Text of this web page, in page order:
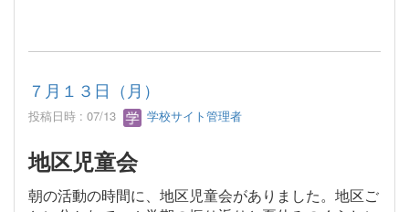
７月１３日（月）
投稿日時 : 07/13 学校サイト管理者
地区児童会
朝の活動の時間に、地区児童会がありました。地区ご